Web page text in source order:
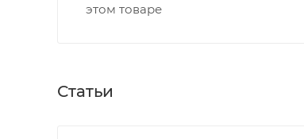
этом товаре
Статьи